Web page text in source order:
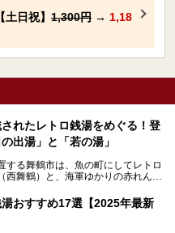
日祝】 1,300円 → 1,18
れたレトロ銭湯をめぐる！登
出湯」と「若の湯」
する舞鶴市は、魚の町にしてレトロ
西舞鶴）と、海軍ゆかりの赤れんが
西地区に今も残る2軒の銭湯「日の
ずれも国の登録有形文化財に指定さ
ながら、今も現役のお風呂屋さんで
おすすめ17選【2025年最新